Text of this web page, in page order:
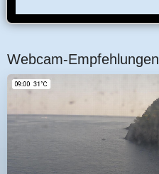
Webcam-Empfehlungen